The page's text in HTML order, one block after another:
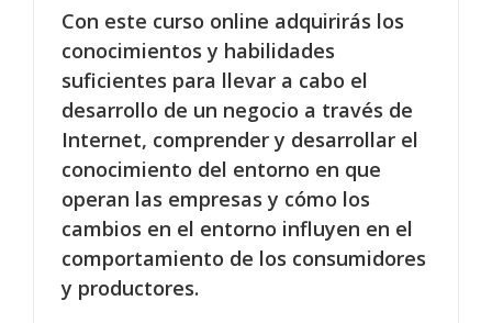
Con este curso online adquirirás los
conocimientos y habilidades
suficientes para llevar a cabo el
desarrollo de un negocio a través de
Internet, comprender y desarrollar el
conocimiento del entorno en que
operan las empresas y cómo los
cambios en el entorno influyen en el
comportamiento de los consumidores
y productores.